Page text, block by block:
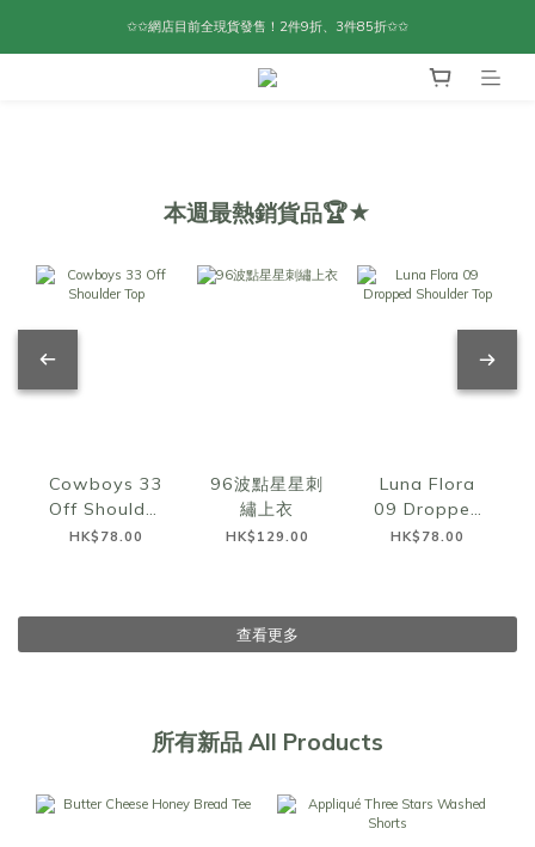
✩✩網店目前全現貨發售！2件9折、3件85折✩✩
本週最熱銷貨品🏆★
Cowboys 33
Off Shoulder
Top
HK$78.00
96波點星星刺
繡上衣
HK$129.00
Luna Flora
09 Dropped
Shoulder Top
HK$78.00
查看更多
所有新品 All Products